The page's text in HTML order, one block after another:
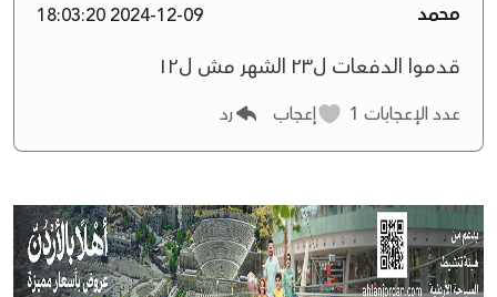
محمد 2024-12-09 18:03:20
قدموا الدفعات ل٢٣ الشهر مش ل١٢
عدد الإعجابات إعجاب رد